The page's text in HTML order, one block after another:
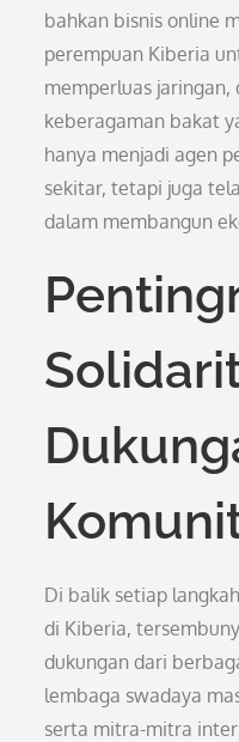
bahkan bisnis online
perempuan Kiberia
memperluas jaringan,
keberagaman bakat
hanya menjadi agen
sekitar, tetapi juga
dalam membangun
Di balik setiap
di Kiberia,
dukungan dari
lembaga swadaya
serta mitra-mitra